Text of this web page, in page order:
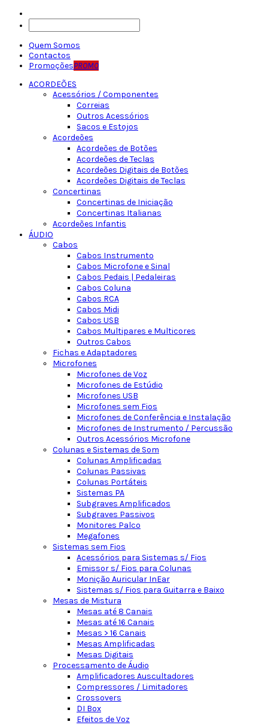
Quem Somos
Contactos
PromoçõesPROMO
ACORDEÕES
Acessórios / Componentes
Correias
Outros Acessórios
Sacos e Estojos
Acordeões
Acordeões de Botões
Acordeões de Teclas
Acordeões Digitais de Botões
Acordeões Digitais de Teclas
Concertinas
Concertinas de Iniciação
Concertinas Italianas
Acordeões Infantis
ÁUDIO
Cabos
Cabos Instrumento
Cabos Microfone e Sinal
Cabos Pedais | Pedaleiras
Cabos Coluna
Cabos RCA
Cabos Midi
Cabos USB
Cabos Multipares e Multicores
Outros Cabos
Fichas e Adaptadores
Microfones
Microfones de Voz
Microfones de Estúdio
Microfones USB
Microfones sem Fios
Microfones de Conferência e Instalação
Microfones de Instrumento / Percussão
Outros Acessórios Microfone
Colunas e Sistemas de Som
Colunas Amplificadas
Colunas Passivas
Colunas Portáteis
Sistemas PA
Subgraves Amplificados
Subgraves Passivos
Monitores Palco
Megafones
Sistemas sem Fios
Acessórios para Sistemas s/ Fios
Emissor s/ Fios para Colunas
Monição Auricular InEar
Sistemas s/ Fios para Guitarra e Baixo
Mesas de Mistura
Mesas até 8 Canais
Mesas até 16 Canais
Mesas > 16 Canais
Mesas Amplificadas
Mesas Digitais
Processamento de Áudio
Amplificadores Auscultadores
Compressores / Limitadores
Crossovers
DI Box
Efeitos de Voz